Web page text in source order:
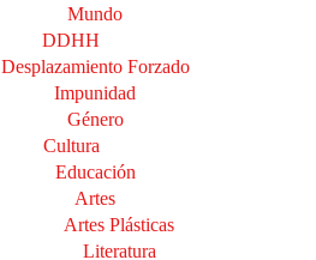
Mundo
DDHH
Desplazamiento Forzado
Impunidad
Género
Cultura
Educación
Artes
Artes Plásticas
Literatura